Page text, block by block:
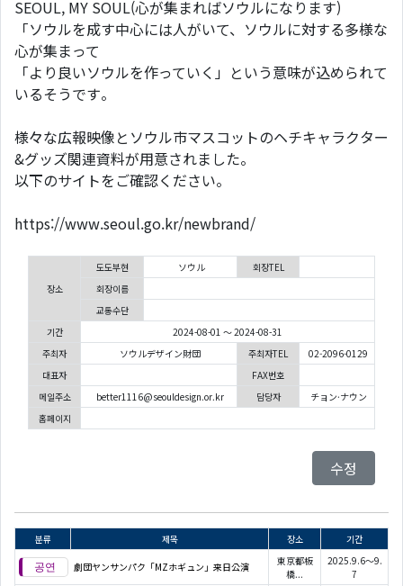
SEOUL, MY SOUL(心が集まればソウルになります)
「ソウルを成す中心には人がいて、ソウルに対する多様な
心が集まって
「より良いソウルを作っていく」という意味が込められて
いるそうです。
様々な広報映像とソウル市マスコットのヘチキャラクター
&グッズ関連資料が用意されました。
以下のサイトをご確認ください。
https://www.seoul.go.kr/newbrand/
장소
도도부현 ソウル
회장TEL
회장이름
교통수단
기간
2024-08-01 ～ 2024-08-31
주최자
ソウルデザイン財団 주최자TEL
02-2096-0129
대표자
FAX번호
메일주소
better1116@seouldesign.or.kr 담당자
チョン·ナウン
홈페이지
수정
분류 제목 장소 기간
劇団ヤンサンパク「MZホギュン」来日公演
東京都板
橋...
2025.9.6～9.
7